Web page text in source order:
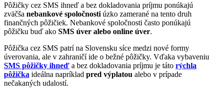
Pôžičky cez SMS ihneď a bez dokladovania príjmu ponúkajú
zväčša nebankové spoločnosti úzko zamerané na tento druh
finančných pôžičiek. Nebankové spoločnosti často ponúkajú
pôžičku buď ako SMS úver alebo online úver.
Pôžička cez SMS patrí na Slovensku síce medzi nové formy
úverovania, ale v zahraničí ide o bežné pôžičky. Vďaka vybaveniu
SMS pôžičky ihneď a bez dokladovania príjmu je táto rýchla
pôžička ideálna napríklad pred výplatou alebo v prípade
nečakaných udalostí.